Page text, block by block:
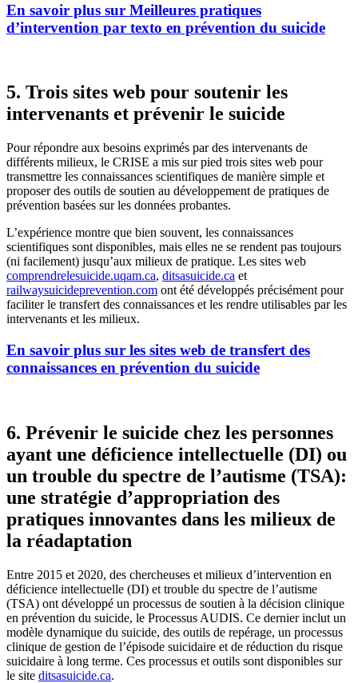
En savoir plus sur Meilleures pratiques
d’intervention par texto en prévention du suicide
5. Trois sites web pour soutenir les
intervenants et prévenir le suicide
Pour répondre aux besoins exprimés par des intervenants de
différents milieux, le CRISE a mis sur pied trois sites web pour
transmettre les connaissances scientifiques de manière simple et
proposer des outils de soutien au développement de pratiques de
prévention basées sur les données probantes.
L’expérience montre que bien souvent, les connaissances
scientifiques sont disponibles, mais elles ne se rendent pas toujours
(ni facilement) jusqu’aux milieux de pratique. Les sites web
comprendrelesuicide.uqam.ca, ditsasuicide.ca et
railwaysuicideprevention.com ont été développés précisément pour
faciliter le transfert des connaissances et les rendre utilisables par les
intervenants et les milieux.
En savoir plus sur les sites web de transfert des
connaissances en prévention du suicide
6. Prévenir le suicide chez les personnes
ayant une déficience intellectuelle (DI) ou
un trouble du spectre de l’autisme (TSA):
une stratégie d’appropriation des
pratiques innovantes dans les milieux de
la réadaptation
Entre 2015 et 2020, des chercheuses et milieux d’intervention en
déficience intellectuelle (DI) et trouble du spectre de l’autisme
(TSA) ont développé un processus de soutien à la décision clinique
en prévention du suicide, le Processus AUDIS. Ce dernier inclut un
modèle dynamique du suicide, des outils de repérage, un processus
clinique de gestion de l’épisode suicidaire et de réduction du risque
suicidaire à long terme. Ces processus et outils sont disponibles sur
le site ditsasuicide.ca.